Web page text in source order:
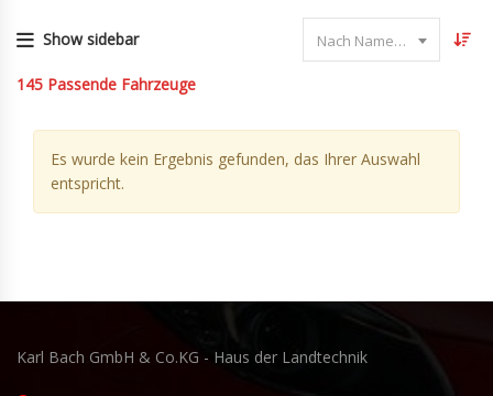
Show sidebar Nach Name sortieren
145 Passende Fahrzeuge
Es wurde kein Ergebnis gefunden, das Ihrer Auswahl
entspricht.
Karl Bach GmbH & Co.KG - Haus der Landtechnik